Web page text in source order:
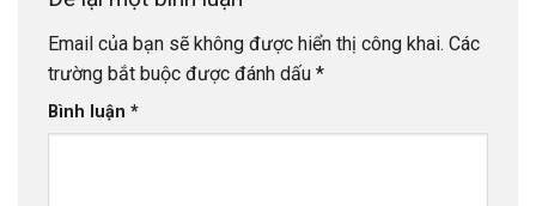
Email của bạn sẽ không được hiển thị công khai. Các
trường bắt buộc được đánh dấu *
Bình luận *